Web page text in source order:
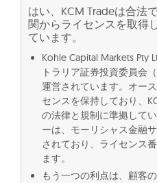
はい、KCM Tradeは合法
関からライセンスを取得
ています。
Kohle Capital Markets Pty
トラリア証券投資委員会
運営されています。オー
センスを保持しており、
の法律と規制に準拠して
ーは、モーリシャス金融
されており、ライセンス
ます。
もう一つの利点は、顧客